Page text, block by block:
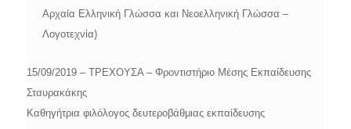
Αρχαία Ελληνική Γλώσσα και Νεοελληνική Γλώσσα –
Λογοτεχνία)
15/09/2019 – ΤΡΕΧΟΥΣΑ – Φροντιστήριο Μέσης Εκπαίδευσης
Σταυρακάκης
Καθηγήτρια φιλόλογος δευτεροβάθμιας εκπαίδευσης